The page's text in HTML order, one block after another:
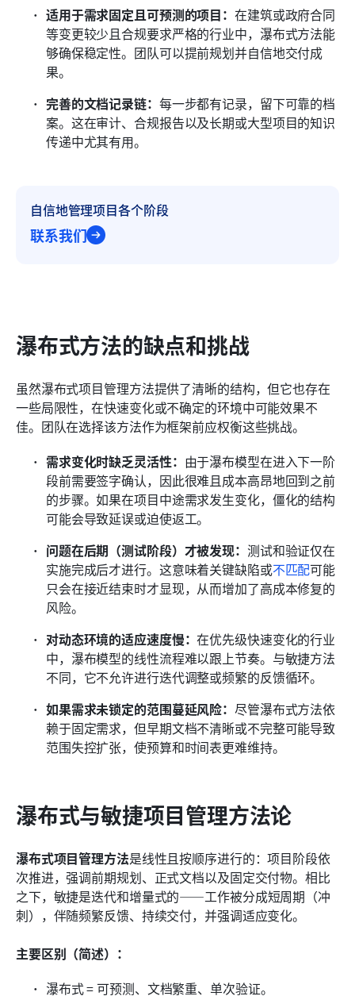
适用于需求固定且可预测的项目：在建筑或政府合同
等变更较少且合规要求严格的行业中，瀑布式方法能
够确保稳定性。团队可以提前规划并自信地交付成
果。
完善的文档记录链： 每一步都有记录，留下可靠的档
案。这在审计、合规报告以及长期或大型项目的知识
传递中尤其有用。
自信地管理项目各个阶段
联系我们
瀑布式方法的缺点和挑战
虽然瀑布式项目管理方法提供了清晰的结构，但它也存在
一些局限性，在快速变化或不确定的环境中可能效果不
佳。团队在选择该方法作为框架前应权衡这些挑战。
需求变化时缺乏灵活性： 由于瀑布模型在进入下一阶
段前需要签字确认，因此很难且成本高昂地回到之前
的步骤。如果在项目中途需求发生变化，僵化的结构
可能会导致延误或迫使返工。
问题在后期（测试阶段）才被发现： 测试和验证仅在
实施完成后才进行。这意味着关键缺陷或不匹配可能
只会在接近结束时才显现，从而增加了高成本修复的
风险。
对动态环境的适应速度慢：在优先级快速变化的行业
中，瀑布模型的线性流程难以跟上节奏。与敏捷方法
不同，它不允许进行迭代调整或频繁的反馈循环。
如果需求未锁定的范围蔓延风险：尽管瀑布式方法依
赖于固定需求，但早期文档不清晰或不完整可能导致
范围失控扩张，使预算和时间表更难维持。
瀑布式与敏捷项目管理方法论
瀑布式项目管理方法是线性且按顺序进行的：项目阶段依
次推进，强调前期规划、正式文档以及固定交付物。相比
之下，敏捷是迭代和增量式的——工作被分成短周期（冲
刺），伴随频繁反馈、持续交付，并强调适应变化。
主要区别（简述）：
瀑布式 = 可预测、文档繁重、单次验证。